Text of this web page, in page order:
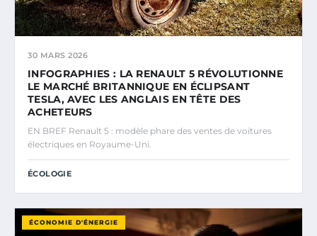
30 MARS 2026
INFOGRAPHIES : LA RENAULT 5 RÉVOLUTIONNE
LE MARCHÉ BRITANNIQUE EN ÉCLIPSANT
TESLA, AVEC LES ANGLAIS EN TÊTE DES
ACHETEURS
EN BREF Renault 5 : modèle phare des ventes de voitures
électriques en Royaume-Uni.
ÉCOLOGIE
ÉCONOMIE D'ÉNERGIE